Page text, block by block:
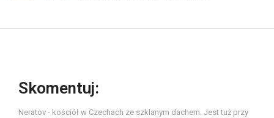
Skomentuj:
Neratov - kościół w Czechach ze szklanym dachem. Jest tuż przy